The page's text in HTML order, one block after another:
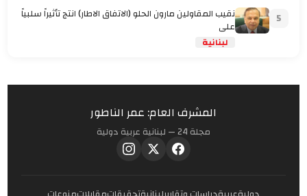
5 نقيب المقاولين مارون الحلو (الاتفاق الاطار) انتج تأثيراً سلبياً
على
لبنانية
المشرف العام: عمر الناطور
مجلة 24 — لبنانية عربية دولية